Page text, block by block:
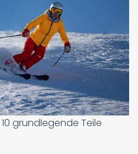
grundlegende Teile